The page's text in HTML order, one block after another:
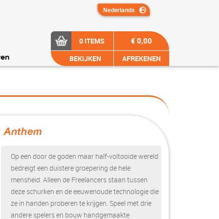
0 ITEMS
BEKIJKEN
€ 0,00
AFREKENEN
Anthem
Op een door de goden maar half-voltooide wereld
bedreigt een duistere groepering de hele
mensheid. Alleen de Freelancers staan tussen
deze schurken en de eeuwenoude technologie die
ze in handen proberen te krijgen. Speel met drie
andere spelers en bouw handgemaakte